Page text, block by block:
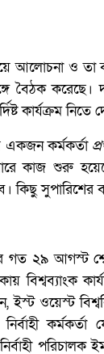
আলোচনা ও তা
বৈঠক করেছে।
কার্যক্রম নিতে
একজন কর্মকর্তা
কাজ শুরু
কিছু
গত ২৯ আগস্ট
বিশ্বব্যাংক
ইস্ট ওয়েস্ট
পরিচালক